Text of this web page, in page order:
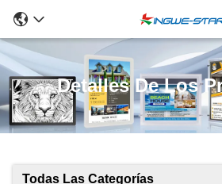
Detalles De Los
Todas Las Categorías